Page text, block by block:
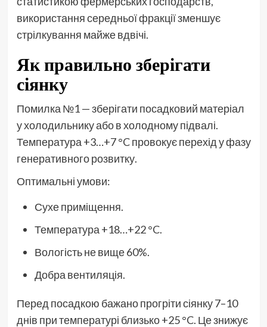
використання середньої фракції зменшує
стрілкування майже вдвічі.
Як правильно зберігати
сіянку
Помилка №1 — зберігати посадковий матеріал
у холодильнику або в холодному підвалі.
Температура +3…+7 °C провокує перехід у фазу
генеративного розвитку.
Оптимальні умови:
Сухе приміщення.
Температура +18…+22 °C.
Вологість не вище 60%.
Добра вентиляція.
Перед посадкою бажано прогріти сіянку 7–10
днів при температурі близько +25 °C. Це знижує